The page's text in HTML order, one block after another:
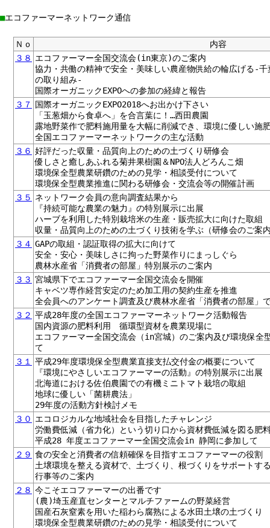
■エコファーマーネットワーク通信
Ｎｏ
内容
３８ エコファーマー全国交流会(in東京)のご案内
協力・共働の精神で安全・美味しい農産物供給の輪広げる-
の取り組み-
国際オーガニックEXPOへの参加の経緯と報告
３７ 国際オーガニックEXPO2018へお出かけ下さい
「玉葱畑から食卓へ」を合言葉に！…西田農園
露地野菜作で肥料施用量を大幅に削減でき、環境に優しい施
全国エコファーマーネットワークの主な活動
３６ 好評だった収量・品質向上のための土づくり研修会
優しさと癒しあふれる菊井果樹園＆NPO法人どろんこ畑
環境保全型農業研鑽のための見学・相談受付について
環境保全型農業推進に関わる研修会・交流会等の開催計画
３５ ネットワーク会員の意向調査結果から
『持続可能な農業の魅力』の特別展示に出展
ハーブを利用した特別栽培米の生産・販売拡大に向けた取組
収量・品質向上のための土づくり技術を学ぶ（研修会のご案
３４ GAPの取組・認証取得の拡大に向けて
安全・安心・美味しさに拘った野菜作りにまっしぐら
農林水産省「消費者の部屋」特別展示のご案内
３３ 宮城県下でエコファーマー全国交流会を開催
キャベツ専作経営安定のため加工用の契約生産を推進
全会員へのアンケート調査及び農林水産省「消費者の部屋」
３２ 平成28年度の全国エコファーマーネットワーク活動報告
国内資源の肥料利用 循環型資材を農業現場に
エコファーマー全国交流会（in宮城）のご案内及び環境保全
て
３１
平成29年度環境保全型農業直接支払交付金の概要について
『環境にやさしいエコファーマーの活動』の特別展示に出展
北海道における佐伯農園での有機ミニトマト栽培の取組
地球に優しい「菌耕農法」
29年度の活動方針検討メモ
３０ エコロジカルな地域社会を目指したチャレンジ
労働費低減（省力化）という切り口から資材費低減を図る肥
平成28 年度エコファーマー全国交流会in 静岡に参加して
２９ 食の安全と消費者の信頼確保を目指すエコファーマーの役割
土壌環境を整える資材で、土づくり、根づくりをサポートす
行事等のご案内
２８ 今こそエコファーマーの出番です
(農)埼玉産直センターとマルチファームの野菜経営
国産石灰窒素を用いた稲わら腐熟による水田土壌の土づくり
環境保全型農業研鑽のための見学・相談受付について